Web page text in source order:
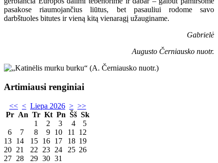
pasakose riaumojančius liūtus, bet pasauliui rodome savo
darbštuoles bitutes ir vieną kitą vienaragį užauginame.
Gabrielė
Augusto Černiausko nuotr.
Artimiausi renginiai
<< < Liepa 2026 > >>
Pr An Tr Kt Pn Šš Sk
1
2 3 4
5
6
7 8 9 10 11
12
13 14 15 16 17 18 19
20 21 22 23 24 25 26
27 28 29 30 31